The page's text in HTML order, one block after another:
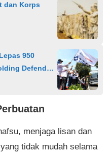
dan Korps
950
Defend
menjaga lisan dan
tidak mudah selama